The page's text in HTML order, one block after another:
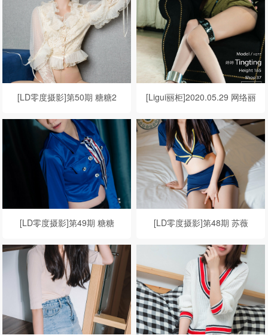
[LD零度摄影]第50期 糖糖2
[Ligui丽柜]2020.05.29 网络丽
[LD零度摄影]第49期 糖糖 [LD零度摄影]第48期 苏薇